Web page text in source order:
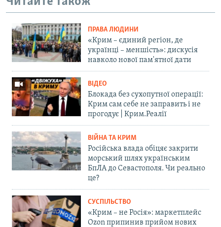
ПРАВА ЛЮДИНИ
«Крим – єдиний регіон, де
українці – меншість»: дискусія
навколо нової пам'ятної дати
ВІДЕО
Блокада без сухопутної операції:
Крим сам себе не заправить і не
прогодує | Крим.Реалії
ВІЙНА ТА КРИМ
Російська влада обіцяє закрити
морський шлях українським
БпЛА до Севастополя. Чи реально
це?
СУСПІЛЬСТВО
«Крим – не Росія»: маркетплейс
Ozon припинив прийом нових